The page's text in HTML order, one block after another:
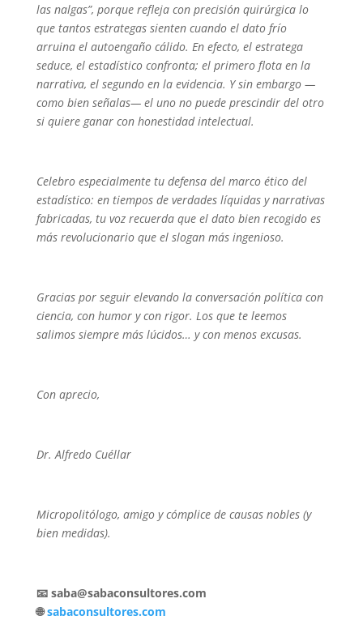
las nalgas”, porque refleja con precisión quirúrgica lo
que tantos estrategas sienten cuando el dato frío
arruina el autoengaño cálido. En efecto, el estratega
seduce, el estadístico confronta; el primero flota en la
narrativa, el segundo en la evidencia. Y sin embargo —
como bien señalas— el uno no puede prescindir del otro
si quiere ganar con honestidad intelectual.
Celebro especialmente tu defensa del marco ético del
estadístico: en tiempos de verdades líquidas y narrativas
fabricadas, tu voz recuerda que el dato bien recogido es
más revolucionario que el slogan más ingenioso.
Gracias por seguir elevando la conversación política con
ciencia, con humor y con rigor. Los que te leemos
salimos siempre más lúcidos… y con menos excusas.
Con aprecio,
Dr. Alfredo Cuéllar
Micropolitólogo, amigo y cómplice de causas nobles (y
bien medidas).
📧 saba@sabaconsultores.com
🌐sabaconsultores.com